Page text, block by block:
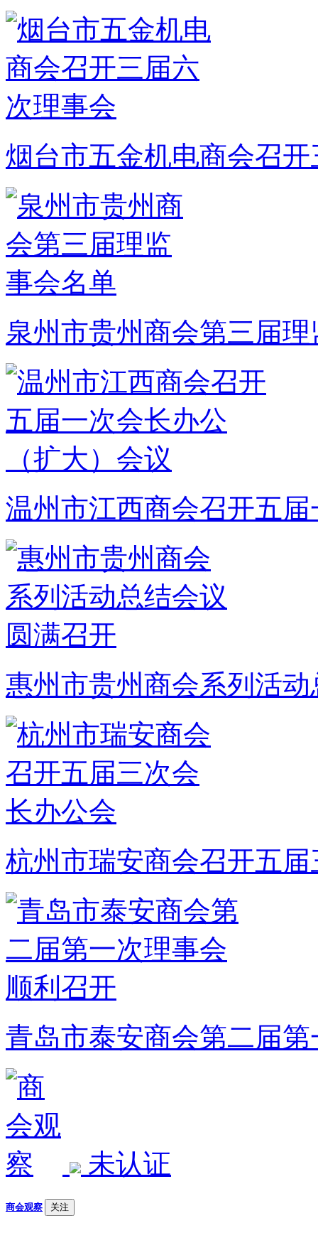
烟台市五金机电商会召
泉州市贵州商会第三届
温州市江西商会召开五
惠州市贵州商会系列活
杭州市瑞安商会召开五
青岛市泰安商会第二届
未认证
商会观察 关注